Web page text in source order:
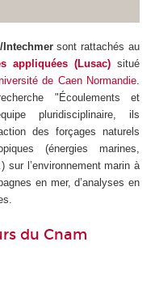
Intechmersont rattachés au
appliquées (Lusac)situé
de Caen Normandie.
"Écoulements et
pluridisciplinaire, ils
des forçages naturels
(énergies marines,
sur l’environnement marin à
en mer, d’analyses en
du Cnam